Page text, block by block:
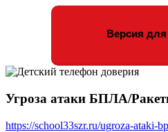
Версия
Угроза атаки БПЛА/
https://school33szr.ru/ugroza-ataki-